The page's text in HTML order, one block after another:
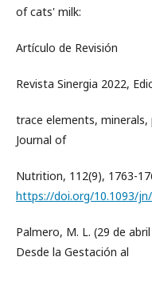
of cats' milk:
Artículo de Revisión
Revista Sinergia 2022,
trace elements,
Journal of
Nutrition, 112(9), 1763-
https://doi.org/10.1093/jn/
Palmero, M. L. (29 de
Desde la Gestación al